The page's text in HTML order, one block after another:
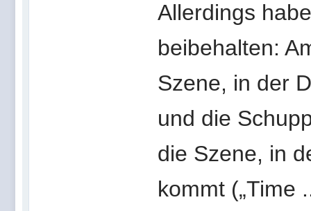
Allerdings
beibehalten:
Szene, in der
und die
die Szene, in
kommt („Time